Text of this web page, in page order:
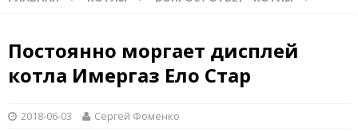
Постоянно моргает дисплей
котла Имергаз Ело Стар
2018-06-03 Сергей Фоменко